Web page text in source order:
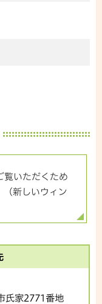
覧いただくため
新しいウィン
氏家2771番地